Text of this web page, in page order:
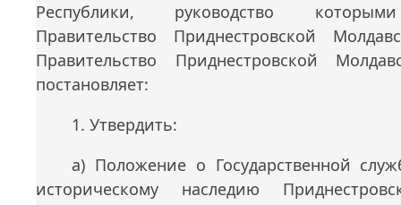
Республики, руководство
Правительство Приднестровской
Правительство Приднестровской
постановляет:
1. Утвердить:
а) Положение о Государственной
историческому наследию